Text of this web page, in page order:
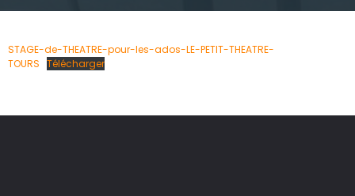
STAGE-de-THEATRE-pour-les-ados-LE-PETIT-THEATRE-
TOURS Télécharger